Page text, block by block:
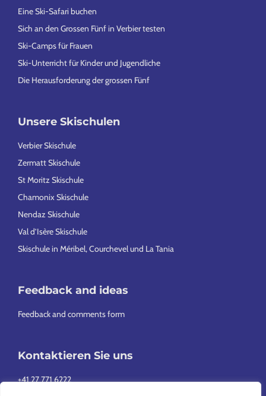
Eine Ski-Safari buchen
Sich an den Grossen Fünf in Verbier testen
Ski-Camps für Frauen
Ski-Unterricht für Kinder und Jugendliche
Die Herausforderung der grossen Fünf
Unsere Skischulen
Verbier Skischule
Zermatt Skischule
St Moritz Skischule
Chamonix Skischule
Nendaz Skischule
Val d’Isère Skischule
Skischule in Méribel, Courchevel und La Tania
Feedback and ideas
Feedback and comments form
Kontaktieren Sie uns
+41 27 771 6222